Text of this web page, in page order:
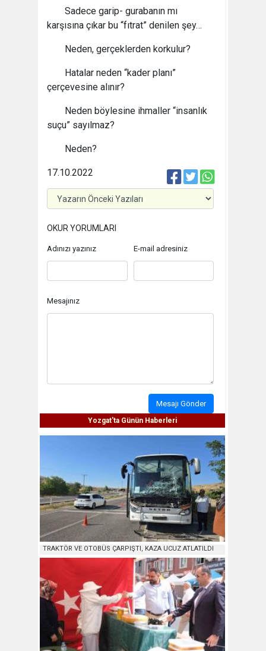
Sadece garip- gurabanın mı
karşısına çıkar bu “fıtrat” denilen şey…
Neden, gerçeklerden korkulur?
Hatalar neden “kader planı”
çerçevesine alınır?
Neden böylesine ihmaller “insanlık
suçu” sayılmaz?
Neden?
17.10.2022
OKUR YORUMLARI
Adınızı yazınız E-mail adresiniz
Mesajınız
Mesajı Gönder
Yozgat'ta Günün Haberleri
TRAKTÖR VE OTOBÜS ÇARPIŞTI, KAZA UCUZ ATLATILDI